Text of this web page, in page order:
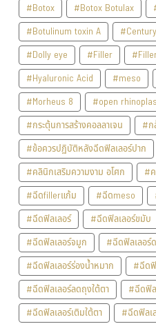
#Botox #Botox Botulax
#Botulinum toxin A
#Dolly eye
#Filler
#Hyaluronic Acid
#meso
#Morheus 8
#open
#กระตุ้นการสร้างคอลลาเจน
#ก
#ข้อควรปฏิบัติหลังฉีดฟิลเลอร์ปาก
#คลินิกเสริมความงาม อโศก
#
#ฉีดfillerแก้ม
#ฉีดmeso
#ฉีดฟิลเลอร์
#ฉีดฟิลเลอร์ขมับ
#ฉีดฟิลเลอร์จมูก
#ฉีดฟิลเลอร์
#ฉีดฟิลเลอร์ร่องน้ำหมาก
#ฉีด
#ฉีดฟิลเลอร์ลดถุงใต้ตา
#ฉีดฟิ
#ฉีดฟิลเลอร์เติมใต้ตา
#ฉีดฟิลเ